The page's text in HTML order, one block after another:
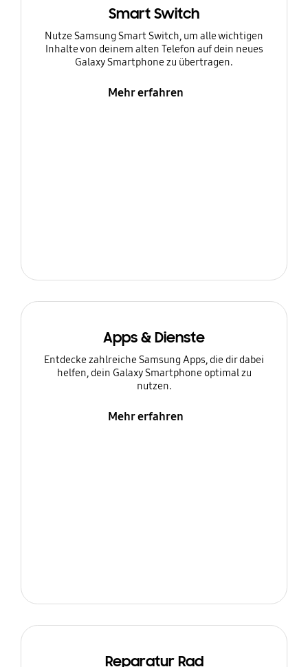
Smart Switch
Nutze Samsung Smart Switch, um alle wichtigen
Inhalte von deinem alten Telefon auf dein neues
Galaxy Smartphone zu übertragen.
Mehr erfahren
Apps & Dienste
Entdecke zahlreiche Samsung Apps, die dir dabei
helfen, dein Galaxy Smartphone optimal zu
nutzen.
Mehr erfahren
Reparatur Rad